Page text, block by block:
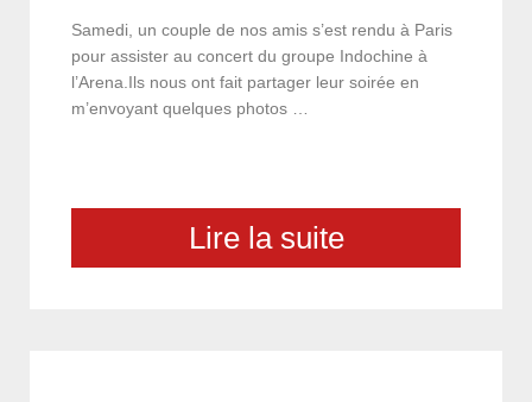
Samedi, un couple de nos amis s’est rendu à Paris
pour assister au concert du groupe Indochine à
l’Arena.Ils nous ont fait partager leur soirée en
m’envoyant quelques photos …
Lire la suite